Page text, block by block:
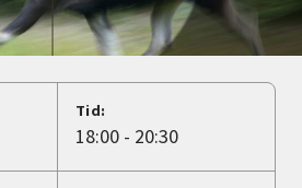
Tid:
18:00 - 20:30